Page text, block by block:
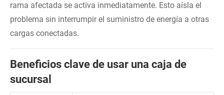
rama afectada se activa inmediatamente. Esto aísla el
problema sin interrumpir el suministro de energía a otras
cargas conectadas.
Beneficios clave de usar una caja de
sucursal